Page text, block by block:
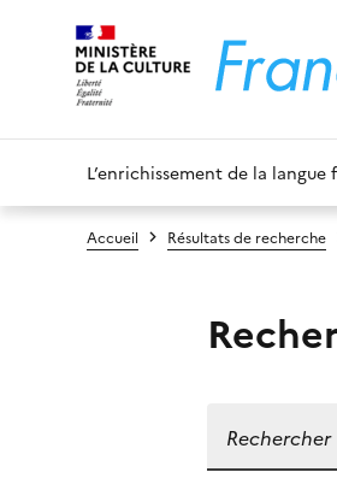
L’enrichissement de la langue
Accueil Résultats de recherche